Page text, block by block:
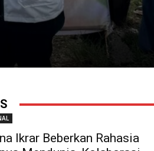
Ikrar Beberkan Rahasia